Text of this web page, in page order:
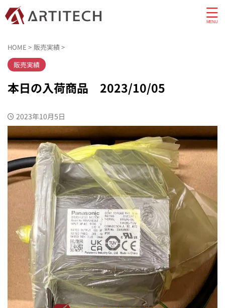
HOME > 販売実績>
販売実績
本日の入荷商品 2023/10/05
2023年10月5日